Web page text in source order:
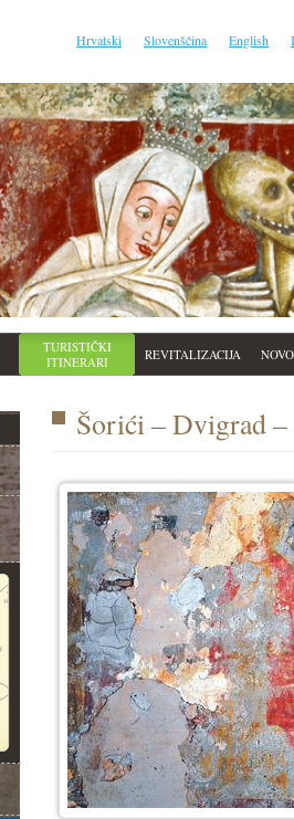
Hrvatski Slovenščina English
TURISTIČKI
ITINERARI
REVITALIZACIJA
Šorići – Dvigrad